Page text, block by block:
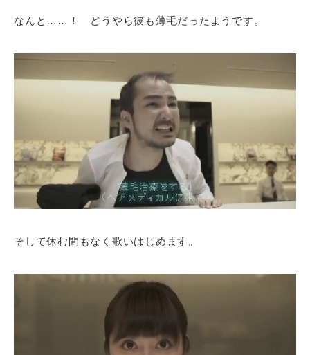
なんと……！ どうやら彼も薄毛だったようです。
そして休む間もなく歌いはじめます。